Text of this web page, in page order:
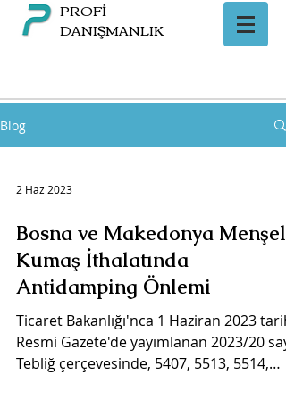
PROFİ
DANIŞMANLIK
Blog
2 Haz 2023
Bosna ve Makedonya Menşeli
Kumaş İthalatında
Antidamping Önlemi
Ticaret Bakanlığı'nca 1 Haziran 2023
Resmi Gazete'de yayımlanan 2023/20
Tebliğ çerçevesinde, 5407, 5513, 5514,